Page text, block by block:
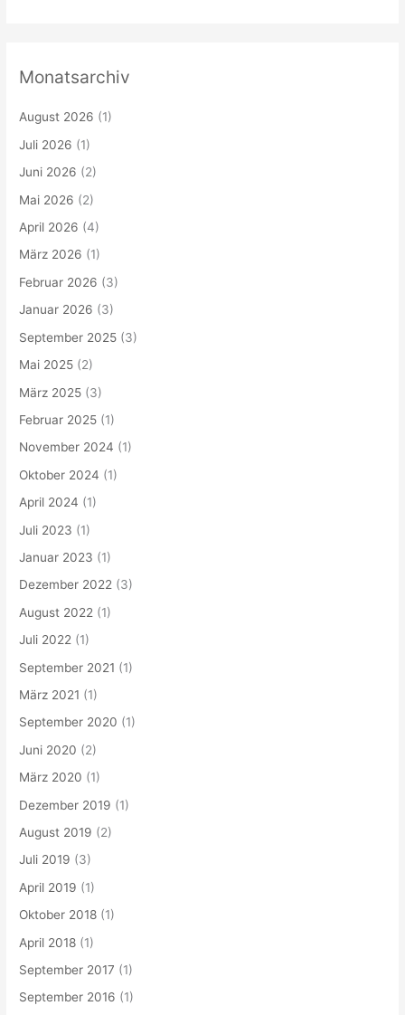
Monatsarchiv
August 2026 (1)
Juli 2026 (1)
Juni 2026 (2)
Mai 2026 (2)
April 2026 (4)
März 2026 (1)
Februar 2026 (3)
Januar 2026 (3)
September 2025 (3)
Mai 2025 (2)
März 2025 (3)
Februar 2025 (1)
November 2024 (1)
Oktober 2024 (1)
April 2024 (1)
Juli 2023 (1)
Januar 2023 (1)
Dezember 2022 (3)
August 2022 (1)
Juli 2022 (1)
September 2021 (1)
März 2021 (1)
September 2020 (1)
Juni 2020 (2)
März 2020 (1)
Dezember 2019 (1)
August 2019 (2)
Juli 2019 (3)
April 2019 (1)
Oktober 2018 (1)
April 2018 (1)
September 2017 (1)
September 2016 (1)